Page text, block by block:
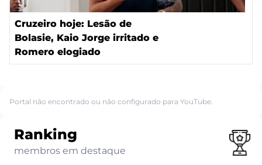
Cruzeiro hoje: Lesão de
Bolasie, Kaio Jorge irritado e
Romero elogiado
Portal não encontrado ou não configurado para YouTube.
Ranking
membros em destaque